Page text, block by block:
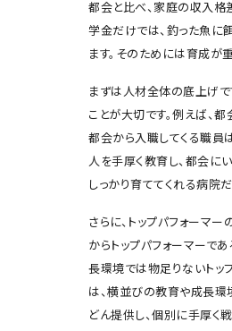
都会と比べ、家庭の収入格
学金だけでは、釣った魚に
ます。そのためには育成が
まずは人材全体の底上げで
ことが大切です。例えば、
都会から入職してくる職員
人を手厚く教育し、都会に
しっかり育ててくれる病院
さらに、トップパフォーマ
からトップパフォーマーで
長環境では物足りないトッ
は、横並びの教育や成長環
どん提供し、個別に手厚く